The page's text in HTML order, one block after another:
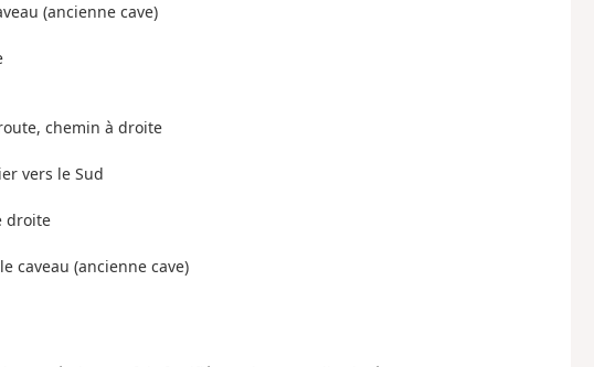
(ancienne cave)
chemin à droite
vers le Sud
droite
caveau (ancienne cave)